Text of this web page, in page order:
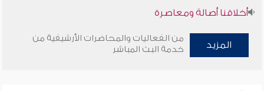
أخلاقنا أصالة ومعاصرة
وأمنهم من خوف 9
المزيد
من الفعاليات والمحاضرات الأرشيفية من
خدمة البث المباشر